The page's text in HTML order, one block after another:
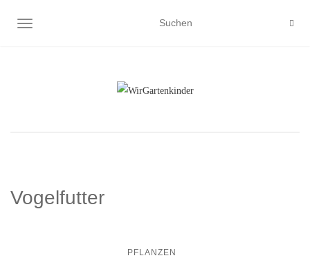
NAVIGATION UMSCHALTEN
Vogelfutter
PFLANZEN